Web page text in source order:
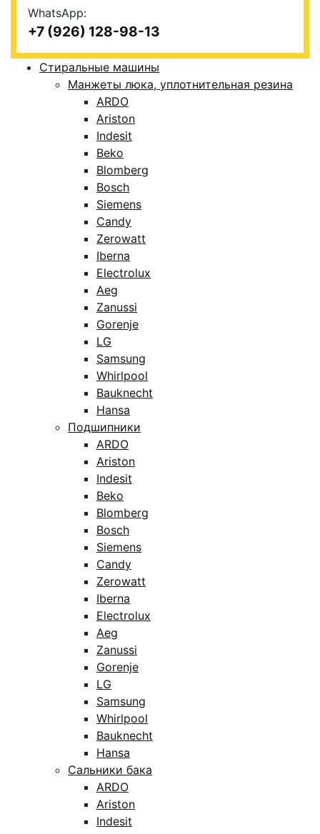
WhatsApp:
+7 (926) 128-98-13
Стиральные машины
Манжеты люка, уплотнительная резина
ARDO
Ariston
Indesit
Beko
Blomberg
Bosch
Siemens
Candy
Zerowatt
Iberna
Electrolux
Aeg
Zanussi
Gorenje
LG
Samsung
Whirlpool
Bauknecht
Hansa
Подшипники
ARDO
Ariston
Indesit
Beko
Blomberg
Bosch
Siemens
Candy
Zerowatt
Iberna
Electrolux
Aeg
Zanussi
Gorenje
LG
Samsung
Whirlpool
Bauknecht
Hansa
Сальники бака
ARDO
Ariston
Indesit